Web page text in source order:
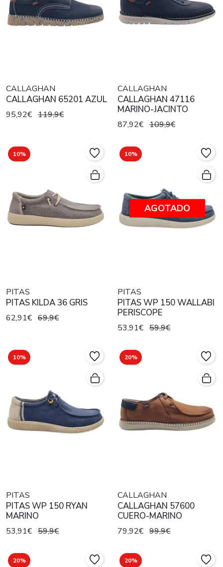
CALLAGHAN
CALLAGHAN 65201 AZUL
95,92€ 119,9€
CALLAGHAN
CALLAGHAN 47116
MARINO-JACINTO
87,92€ 109,9€
10%
PITAS
PITAS KILDA 36 GRIS
62,91€ 69,9€
10%
AGOTADO
PITAS
PITAS WP 150 WALLABI
PERISCOPE
53,91€ 59,9€
10%
PITAS
PITAS WP 150 RYAN
MARINO
53,91€ 59,9€
20%
CALLAGHAN
CALLAGHAN 57600
CUERO-MARINO
79,92€ 99,9€
20% 20%